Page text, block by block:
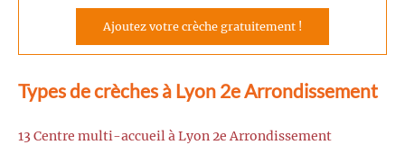
Ajoutez votre crèche gratuitement !
Types de crèches à Lyon 2e Arrondissement
13 Centre multi-accueil à Lyon 2e Arrondissement